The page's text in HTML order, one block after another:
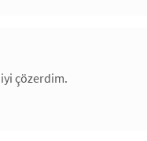
çözerdim.